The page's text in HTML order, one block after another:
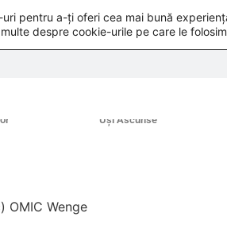
Uși Ascunse
OMIC Wenge
uri pentru a-ți oferi cea mai bună
despre cookie-urile pe care le